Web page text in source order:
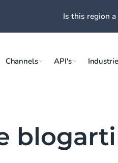
Channels API's
Is this region